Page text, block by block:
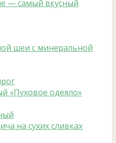
— самый вкусный
шеи с минеральной
«Пуховое одеяло»
на сухих сливках